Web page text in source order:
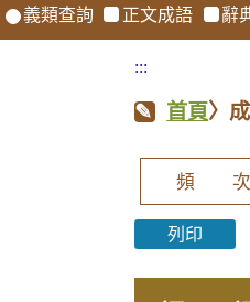
義類查詢 正文成語 辭
:::
首頁〉
頻 次
列印